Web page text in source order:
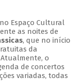
Espaço Cultural
as noites de
, que no início
da
Atualmente, o
de concertos
variadas, todas